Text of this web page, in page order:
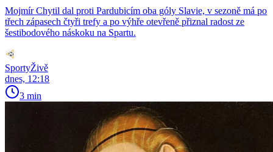
Mojmír Chytil dal proti Pardubicím oba góly Slavie, v sezoně má po
třech zápasech čtyři trefy a po výhře otevřeně přiznal radost ze
šestibodového náskoku na Spartu.
SportyŽivě
dnes, 12:18
3 min